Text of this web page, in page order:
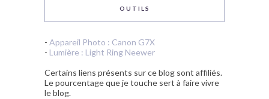
OUTILS
- Appareil Photo : Canon G7X
- Lumière : Light Ring Neewer
Certains liens présents sur ce blog sont affiliés.
Le pourcentage que je touche sert à faire vivre
le blog.